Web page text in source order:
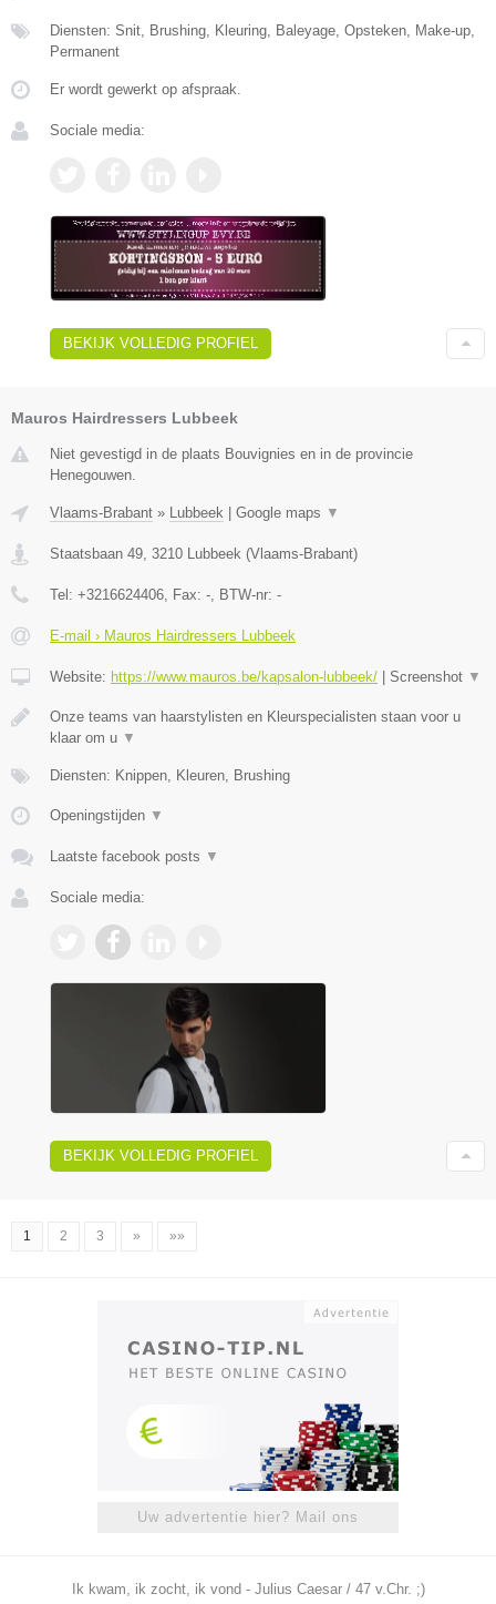
Diensten: Snit, Brushing, Kleuring, Baleyage, Opsteken, Make-up,
Permanent
Er wordt gewerkt op afspraak.
Sociale media:
BEKIJK VOLLEDIG PROFIEL
Mauros Hairdressers Lubbeek
Niet gevestigd in de plaats Bouvignies en in de provincie
Henegouwen.
Vlaams-Brabant » Lubbeek Google maps ▼
Staatsbaan 49, 3210 Lubbeek (Vlaams-Brabant)
Tel: +3216624406, Fax: -, BTW-nr: -
E-mail › Mauros Hairdressers Lubbeek
Website: https://www.mauros.be/kapsalon-lubbeek/ Screenshot ▼
Onze teams van haarstylisten en Kleurspecialisten staan voor u
klaar om u ▼
Diensten: Knippen, Kleuren, Brushing
Openingstijden ▼
Laatste facebook posts ▼
Sociale media:
BEKIJK VOLLEDIG PROFIEL
1 2 3 » »»
Uw advertentie hier? Mail ons
Ik kwam, ik zocht, ik vond - Julius Caesar / 47 v.Chr. ;)